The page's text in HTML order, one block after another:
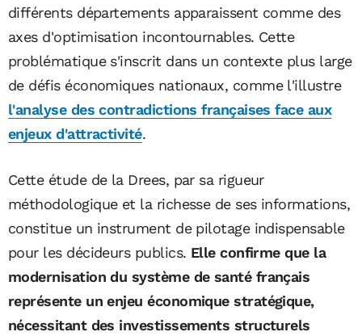
différents départements apparaissent comme des
axes d'optimisation incontournables. Cette
problématique s'inscrit dans un contexte plus large
de défis économiques nationaux, comme l'illustre
l'analyse des contradictions françaises face aux
enjeux d'attractivité.
Cette étude de la Drees, par sa rigueur
méthodologique et la richesse de ses informations,
constitue un instrument de pilotage indispensable
pour les décideurs publics. Elle confirme que la
modernisation du système de santé français
représente un enjeu économique stratégique,
nécessitant des investissements structurels